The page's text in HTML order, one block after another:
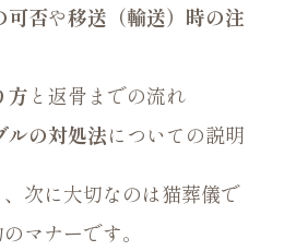
可否や移送（輸送）時の注
方 と返骨までの流れ
ルの対処法についての説明
次に大切なのは猫葬儀で
マナーです。